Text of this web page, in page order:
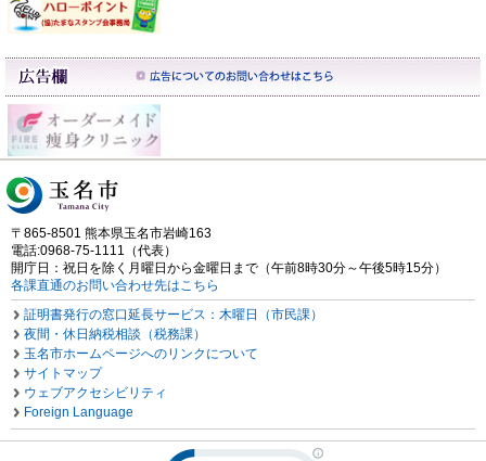
〒865-8501 熊本県玉名市岩崎163
電話:0968-75-1111（代表）
開庁日：祝日を除く月曜日から金曜日まで（午前8時30分～午後5時15分）
各課直通のお問い合わせ先はこちら
証明書発行の窓口延長サービス：木曜日（市民課）
夜間・休日納税相談（税務課）
玉名市ホームページへのリンクについて
サイトマップ
ウェブアクセシビリティ
Foreign Language